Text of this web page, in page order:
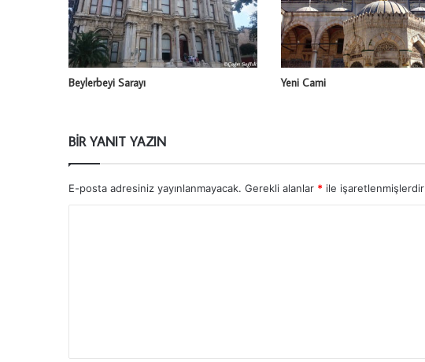
Beylerbeyi Sarayı Yeni Cami
BIR YANIT YAZIN
E-posta adresiniz yayınlanmayacak. Gerekli alanlar * ile işaretlenmişlerdir